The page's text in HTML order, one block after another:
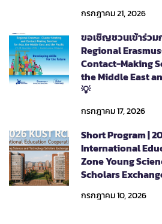
กรกฎาคม 21, 2026
ขอเชิญชวนเข้าร่วม
Regional
Contact-Making
the Middle East
💡
กรกฎาคม 17, 2026
Short Program |
International
Zone Young
Scholars
กรกฎาคม 10, 2026